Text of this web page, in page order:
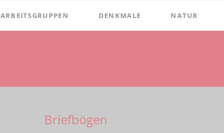
ARBEITSGRUPPEN
Zementmuseum
DENKMALE
Köttings Mühle
NATUR
Briefbögen